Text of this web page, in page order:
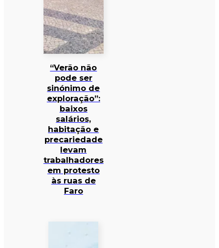
“Verão não
pode ser
sinónimo de
exploração”:
baixos
salários,
habitação e
precariedade
levam
trabalhadores
em protesto
às ruas de
Faro